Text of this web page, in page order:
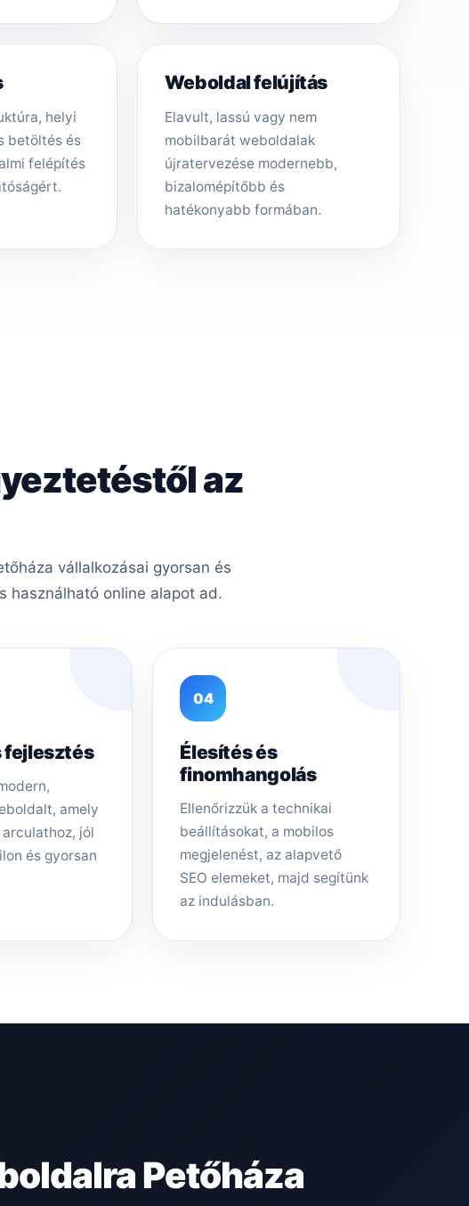
helyi
betöltés és
felépítés
Weboldal felújítás
Elavult, lassú vagy nem
mobilbarát weboldalak
újratervezése modernebb,
bizalomépítőbb és
hatékonyabb formában.
az
vállalkozásai gyorsan és
használható online alapot ad.
fejlesztés
amely
jól
és gyorsan
04
Élesítés és
finomhangolás
Ellenőrizzük a technikai
beállításokat, a mobilos
megjelenést, az alapvető
SEO elemeket, majd segítünk
az indulásban.
Petőháza